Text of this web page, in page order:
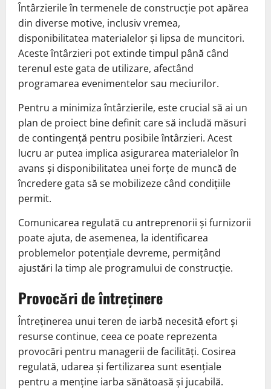
Întârzierile în termenele de construcție pot apărea
din diverse motive, inclusiv vremea,
disponibilitatea materialelor și lipsa de muncitori.
Aceste întârzieri pot extinde timpul până când
terenul este gata de utilizare, afectând
programarea evenimentelor sau meciurilor.
Pentru a minimiza întârzierile, este crucial să ai un
plan de proiect bine definit care să includă măsuri
de contingență pentru posibile întârzieri. Acest
lucru ar putea implica asigurarea materialelor în
avans și disponibilitatea unei forțe de muncă de
încredere gata să se mobilizeze când condițiile
permit.
Comunicarea regulată cu antreprenorii și furnizorii
poate ajuta, de asemenea, la identificarea
problemelor potențiale devreme, permițând
ajustări la timp ale programului de construcție.
Provocări de întreținere
Întreținerea unui teren de iarbă necesită efort și
resurse continue, ceea ce poate reprezenta
provocări pentru managerii de facilități. Cosirea
regulată, udarea și fertilizarea sunt esențiale
pentru a menține iarba sănătoasă și jucabilă.